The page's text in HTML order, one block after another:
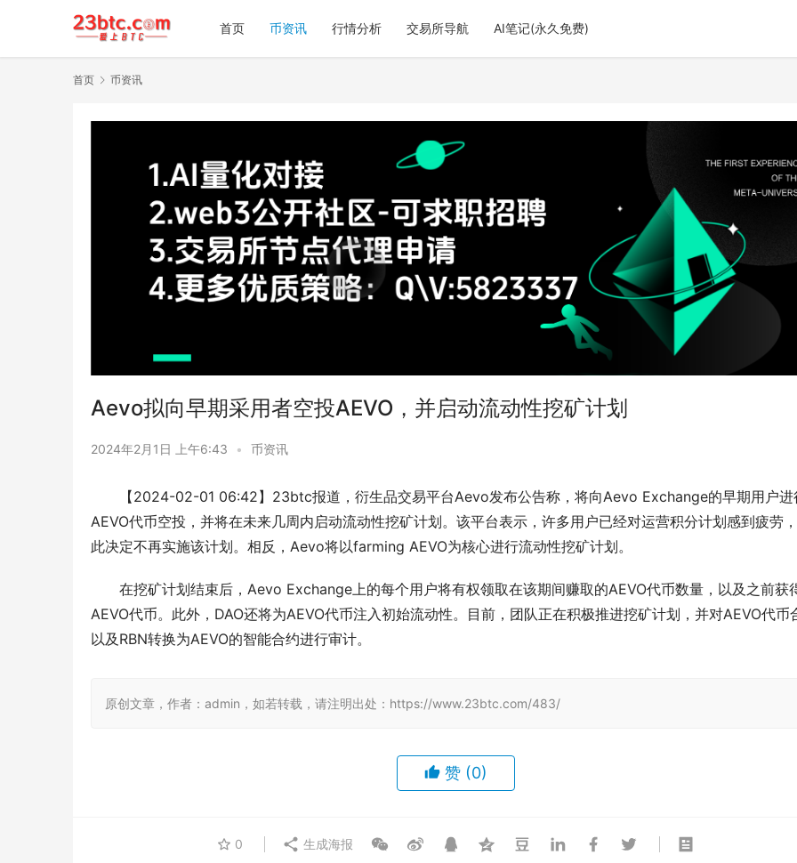
首页 币资讯 行情分析 交易所导航 AI笔记(永久免费)
首页 币资讯
Aevo拟向早期采用者空投AEVO，并启动流动性挖矿计划
2024年2月1日 上午6:43 • 币资讯
【2024-02-01 06:42】23btc报道，衍生品交易平台Aevo发布公告称，将向Aevo Exchange的早期用户进
AEVO代币空投，并将在未来几周内启动流动性挖矿计划。该平台表示，许多用户已经对运营积分计划感到疲劳
此决定不再实施该计划。相反，Aevo将以farming AEVO为核心进行流动性挖矿计划。
在挖矿计划结束后，Aevo Exchange上的每个用户将有权领取在该期间赚取的AEVO代币数量，以及之前获
AEVO代币。此外，DAO还将为AEVO代币注入初始流动性。目前，团队正在积极推进挖矿计划，并对AEVO代币
以及RBN转换为AEVO的智能合约进行审计。
原创文章，作者：admin，如若转载，请注明出处：https://www.23btc.com/483/
赞 (0)
0 生成海报